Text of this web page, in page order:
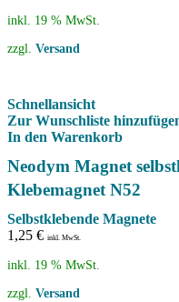
inkl. 19 % MwSt.
zzgl. Versand
Schnellansicht
Zur Wunschliste
In den Warenkorb
Neodym Magnet
Klebemagnet N52
Selbstklebende Magnete
1,25 € inkl. MwSt.
inkl. 19 % MwSt.
zzgl. Versand